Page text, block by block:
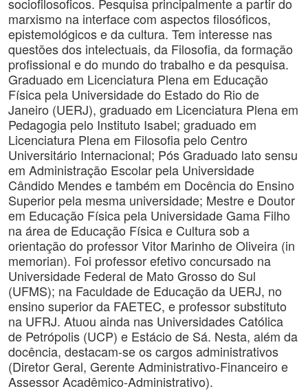
marxismo na interface com aspectos filosóficos,
epistemológicos e da cultura. Tem interesse nas
questões dos intelectuais, da Filosofia, da formação
profissional e do mundo do trabalho e da pesquisa.
Graduado em Licenciatura Plena em Educação
Física pela Universidade do Estado do Rio de
Janeiro (UERJ), graduado em Licenciatura Plena em
Pedagogia pelo Instituto Isabel; graduado em
Licenciatura Plena em Filosofia pelo Centro
Universitário Internacional; Pós Graduado lato sensu
em Administração Escolar pela Universidade
Cândido Mendes e também em Docência do Ensino
Superior pela mesma universidade; Mestre e Doutor
em Educação Física pela Universidade Gama Filho
na área de Educação Física e Cultura sob a
orientação do professor Vitor Marinho de Oliveira (in
memorian). Foi professor efetivo concursado na
Universidade Federal de Mato Grosso do Sul
(UFMS); na Faculdade de Educação da UERJ, no
ensino superior da FAETEC, e professor substituto
na UFRJ. Atuou ainda nas Universidades Católica
de Petrópolis (UCP) e Estácio de Sá. Nesta, além da
docência, destacam-se os cargos administrativos
(Diretor Geral, Gerente Administrativo-Financeiro e
Assessor Acadêmico-Administrativo).